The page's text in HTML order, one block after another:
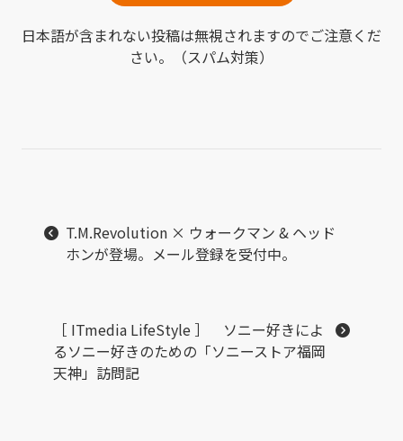
日本語が含まれない投稿は無視されますのでご注意くだ
さい。（スパム対策）
T.M.Revolution × ウォークマン & ヘッド
ホンが登場。メール登録を受付中。
［ ITmedia LifeStyle ］ ソニー好きによ
るソニー好きのための「ソニーストア福岡
天神」訪問記